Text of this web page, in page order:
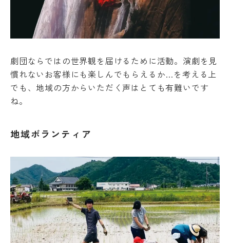
バ
ト
ハ
SOGI
健
康
管
理
障
害
の
劇団ならではの世界観を届けるために活動。演劇を見
慣れないお客様にも楽しんでもらえるか…を考える上
でも、地域の方からいただく声はとても有難いです
ね。
地域ボランティア
The following pages are translated by a
may not always be accurate. Please refer to
the Japanese page for more accurate
information. If there is any discrepancy
between the translated pages and Japanese
pages, the content of the Japanese pages shall
prevail. Please note that Professional College